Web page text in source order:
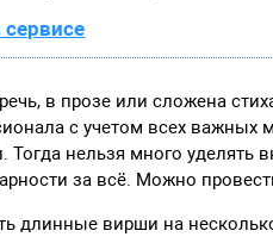
сервисе
в прозе или сложена
с учетом всех
нельзя много
за всё. Можно
длинные вирши на